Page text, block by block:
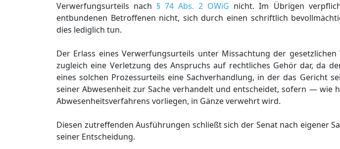
Verwerfungsurteils nach § 74 Abs. 2 OWiG nicht. Im Übrigen
entbundenen Betroffenen nicht, sich durch einen schriftlich
dies lediglich tun.
Der Erlass eines Verwerfungsurteils unter Missachtung der gesetzlichen
zugleich eine Verletzung des Anspruchs auf rechtliches Gehör dar, da
eines solchen Prozessurteils eine Sachverhandlung, in der das Gericht
seiner Abwesenheit zur Sache verhandelt und entscheidet, sofern — wie
Abwesenheitsverfahrens vorliegen, in Gänze verwehrt wird.
Diesen zutreffenden Ausführungen schließt sich der Senat nach eigener
seiner Entscheidung.